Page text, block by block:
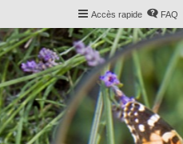
Accès rapide FAQ